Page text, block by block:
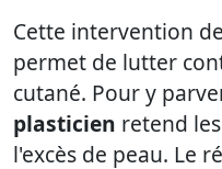
Cette intervention
permet de lutter
cutané. Pour y
plasticien retend
l'excès de peau. Le